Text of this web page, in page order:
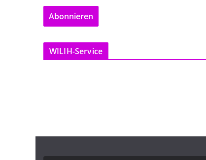
a
l
-
Abonnieren
WILIH-Service